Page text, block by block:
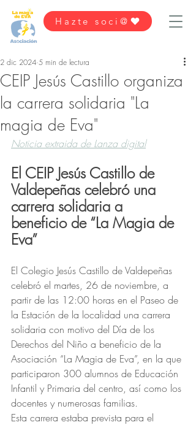
Hazte soci@
CEIP Jesús Castillo organiza
la carrera solidaria "La
magia de Eva"
2 dic 2024 5 min de lectura
Noticia extraida de Lanza digital
El CEIP Jesús Castillo de
Valdepeñas celebró una
carrera solidaria a
beneficio de “La Magia de
Eva”
El Colegio Jesús Castillo de Valdepeñas
celebró el martes, 26 de noviembre, a
partir de las 12:00 horas en el Paseo de
la Estación de la localidad una carrera
solidaria con motivo del Día de los
Derechos del Niño a beneficio de la
Asociación “La Magia de Eva”, en la que
participaron 300 alumnos de Educación
Infantil y Primaria del centro, así como los
docentes y numerosas familias.
Esta carrera estaba prevista para el